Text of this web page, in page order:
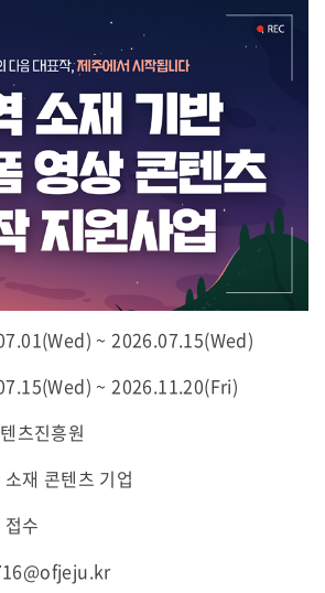
~ 2026.07.15(Wed)
~ 2026.11.20(Fri)
츠진흥원
재 콘텐츠 기업
수